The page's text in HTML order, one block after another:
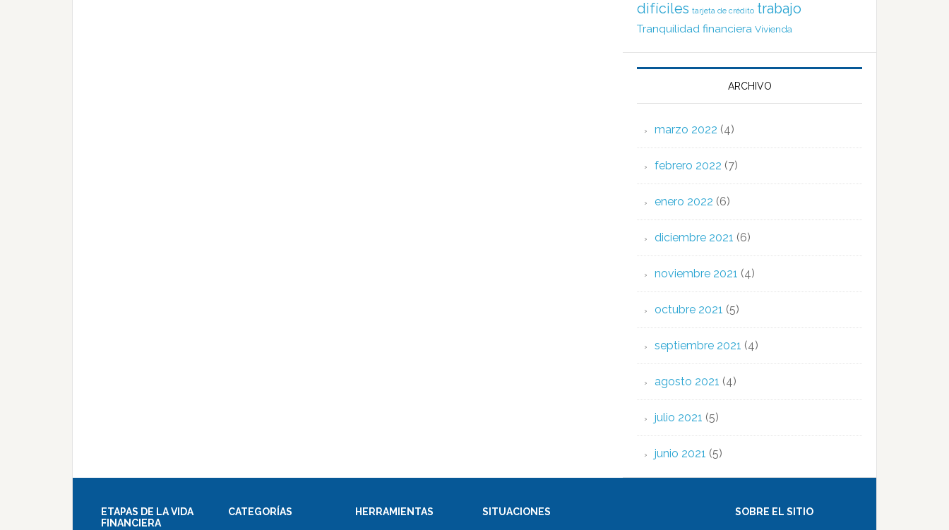
difíciles tarjeta de crédito trabajo
Tranquilidad financiera Vivienda
ARCHIVO
marzo 2022 (4)
febrero 2022 (7)
enero 2022 (6)
diciembre 2021 (6)
noviembre 2021 (4)
octubre 2021 (5)
septiembre 2021 (4)
agosto 2021 (4)
julio 2021 (5)
junio 2021 (5)
ETAPAS DE LA VIDA
FINANCIERA
CATEGORÍAS HERRAMIENTAS SITUACIONES SOBRE EL SITIO